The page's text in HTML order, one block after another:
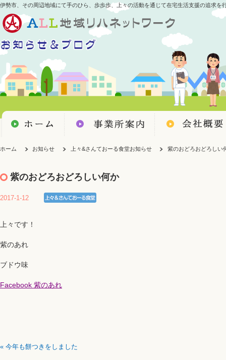
伊勢市、その周辺地域にて手のひら、歩歩歩、上々の活動を通じて在宅生活支援の追求を
ホーム お知らせ 上々&さんておーる食堂お知らせ 紫のおどろおどろしい
紫のおどろおどろしい何か
2017-1-12
上々です！
紫のあれ
ブドウ味
Facebook 紫のあれ
« 今年も餅つきをしました